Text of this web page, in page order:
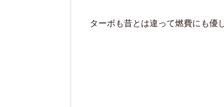
ターボも昔とは違って燃費にも優